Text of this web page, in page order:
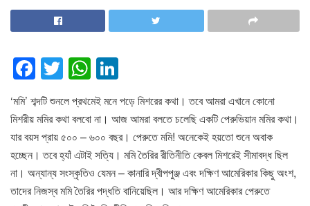
F
a
c
e
b
o
T
wi
tt
er
W
h
at
s
A
p
n
k
e
dI
n
‘মমি’ শব্দটি শুনলে প্রথমেই মনে পড়ে মিশরের কথা। তবে আমরা এখানে কোনো
মিশরীয় মমির কথা বলবো না। আজ আমরা বলতে চলেছি একটি পেরুভিয়ান মমির কথা।
যার বয়স প্রায় ৫০০ – ৬০০ বছর। পেরুতে মমি! অনেকেই হয়তো শুনে অবাক
হচ্ছেন। তবে হ্যাঁ এটাই সত্যি। মমি তৈরির রীতিনীতি কেবল মিশরেই সীমাবদ্ধ ছিল
না। অন্যান্য সংস্কৃতিও যেমন – কানারি দ্বীপপুঞ্জ এবং দক্ষিণ আমেরিকার কিছু অংশ,
তাদের নিজস্ব মমি তৈরির পদ্ধতি বানিয়েছিল। আর দক্ষিণ আমেরিকার পেরুতে